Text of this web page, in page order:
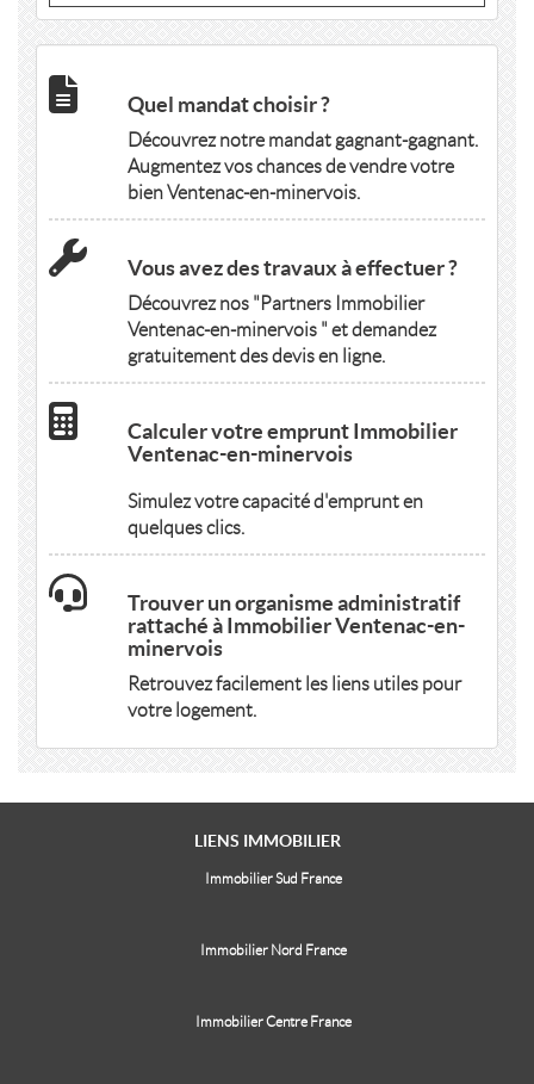
Quel mandat choisir ?
Découvrez notre mandat gagnant-gagnant.
Augmentez vos chances de vendre votre
bien Ventenac-en-minervois.
Vous avez des travaux à effectuer ?
Découvrez nos "Partners Immobilier
Ventenac-en-minervois " et demandez
gratuitement des devis en ligne.
Calculer votre emprunt Immobilier
Ventenac-en-minervois
Simulez votre capacité d'emprunt en
quelques clics.
Trouver un organisme administratif
rattaché à Immobilier Ventenac-en-
minervois
Retrouvez facilement les liens utiles pour
votre logement.
LIENS IMMOBILIER
Immobilier Sud France
Immobilier Nord France
Immobilier Centre France